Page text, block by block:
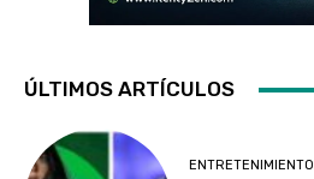
ÚLTIMOS ARTÍCULOS
ENTRETENIMIENTO